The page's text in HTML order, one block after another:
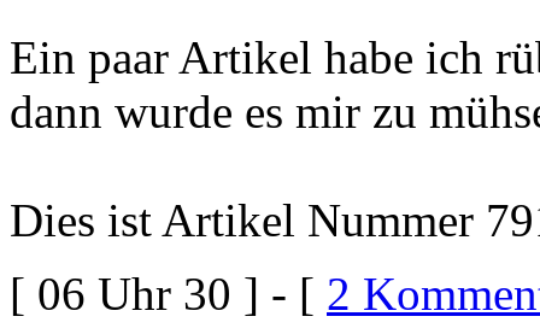
Ein paar Artikel habe ich
dann wurde es mir zu
Dies ist Artikel Nummer
[ 06 Uhr 30 ] - [ 2